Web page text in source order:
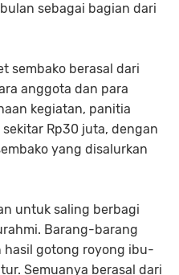
sebagai bagian dari
sembako berasal dari
anggota dan para
kegiatan, panitia
Rp30 juta, dengan
yang disalurkan
untuk saling berbagi
Barang-barang
hasil gotong royong ibu-
Semuanya berasal dari